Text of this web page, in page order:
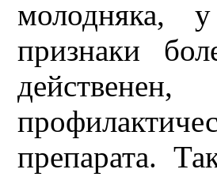
молодняка,
признаки
препарата.